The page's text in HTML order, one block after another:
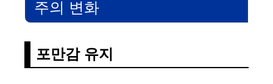
주의 변화
포만감 유지